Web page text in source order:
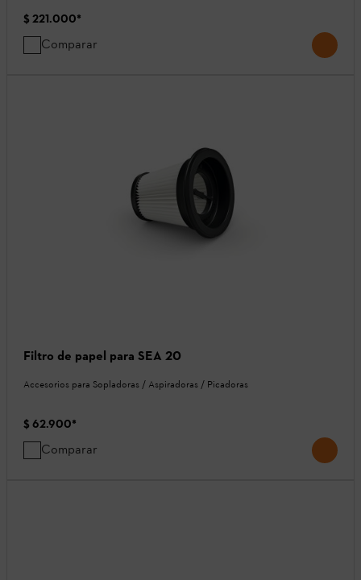
$ 221.000*
Comparar
Filtro de papel para SEA 20
Accesorios para Sopladoras / Aspiradoras / Picadoras
$ 62.900*
Comparar